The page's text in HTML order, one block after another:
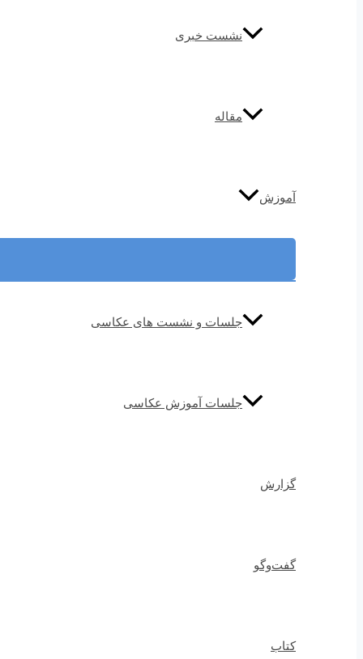
نشست خبری
مقاله
آموزش
جلسات و نشست های عکاسی
جلسات آموزش عکاسی
گزارش
گفت‌وگو
کتاب